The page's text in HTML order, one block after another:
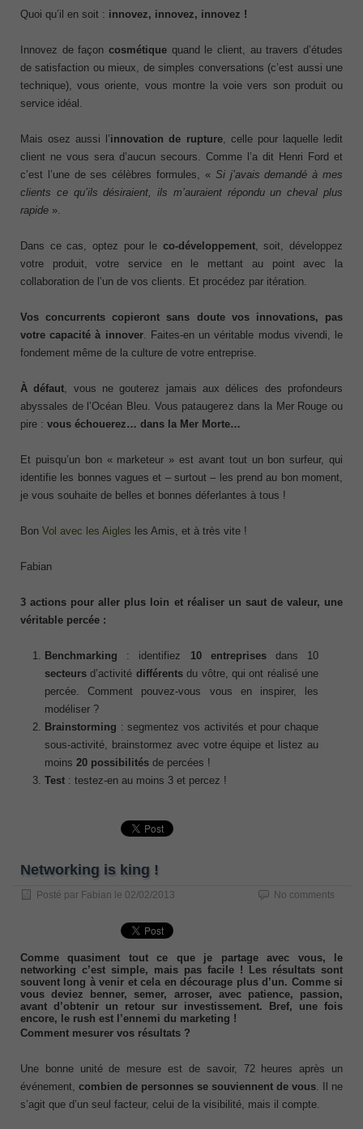
Quoi qu’il en soit : innovez, innovez, innovez !
Innovez de façon cosmétique quand le client, au travers d’études
de satisfaction ou mieux, de simples conversations (c’est aussi une
technique), vous oriente, vous montre la voie vers son produit ou
service idéal.
Mais osez aussi l’innovation de rupture, celle pour laquelle ledit
client ne vous sera d’aucun secours. Comme l’a dit Henri Ford et
c’est l’une de ses célèbres formules, « Si j’avaisdemandé à mes
clients ce qu’ils désiraient,ils m’auraientrépondu uncheval plus
rapide ».
Dans ce cas, optez pour le co-développement, soit, développez
votre produit, votre service en le mettant au point avec la
collaboration de l’un de vos clients. Et procédez par itération.
Vos concurrents copieront sans doute vos innovations, pas
votre capacité à innover. Faites-en un véritable modus vivendi, le
fondement même de la culture de votre entreprise.
À défaut , vous ne gouterez jamais aux délices des profondeurs
abyssales de l’Océan Bleu. Vous pataugerez dans la Mer Rouge ou
pire : vous échouerez… dans la Mer Morte…
Et puisqu’un bon « marketeur » est avant tout un bon surfeur, qui
identifie les bonnes vagues et – surtout – les prend au bon moment,
je vous souhaite de belles et bonnes déferlantes à tous !
Bon Vol avec les Aigles les Amis, et à très vite !
Fabian
3 actions pour aller plus loin et réaliser un saut de valeur, une
véritable percée :
Benchmarking : identifiez 10 entreprisesdans 10
secteurs d’activité différentsdu vôtre, qui ont réalisé une
percée. Comment pouvez-vous vous en inspirer, les
modéliser ?
Brainstorming : segmentez vos activités et pour chaque
sous-activité, brainstormez avec votre équipe et listez au
moins 20 possibilités de percées !
Test : testez-en au moins 3 et percez !
Networking is king !
Posté par Fabian le 02/02/2013 No comments
Comme quasiment tout ce que je partage avec vous, le
networking c’est simple, mais pas facile ! Les résultats sont
souvent long à venir et cela en décourage plus d’un. Comme si
vous deviez benner, semer, arroser, avec patience, passion,
avant d’obtenir un retour sur investissement. Bref, une fois
encore, le rush est l’ennemi du marketing !
Comment mesurer vos résultats ?
Une bonne unité de mesure est de savoir, 72 heures après un
événement, combien de personnes se souviennent de vous . Il ne
s’agit que d’un seul facteur, celui de la visibilité, mais il compte.